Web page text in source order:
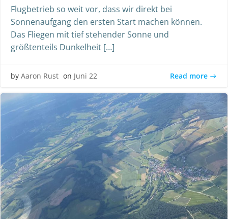
Flugbetrieb so weit vor, dass wir direkt bei
Sonnenaufgang den ersten Start machen können.
Das Fliegen mit tief stehender Sonne und
größtenteils Dunkelheit […]
by Aaron Rust on Juni 22 Read more